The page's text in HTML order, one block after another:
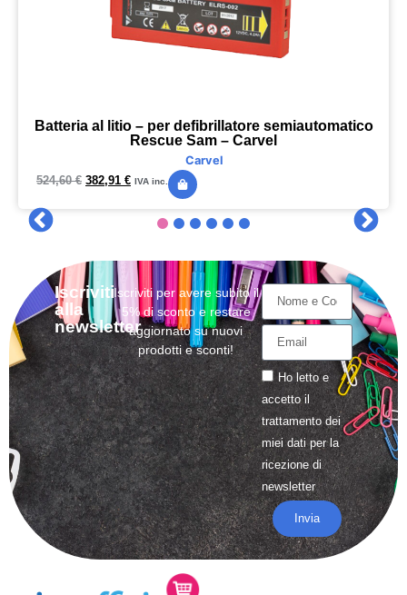
Batteria al litio – per defibrillatore semiautomatico
Rescue Sam – Carvel
Carvel
524,60€ 382,91 € IVA inc.
Iscriviti
alla
newsletter
Iscriviti per avere subito il
5% di sconto e restare
aggiornato su nuovi
prodotti e sconti!
Ho letto e
accetto il
trattamentodei
miei dati per la
ricezione di
newsletter
Invia